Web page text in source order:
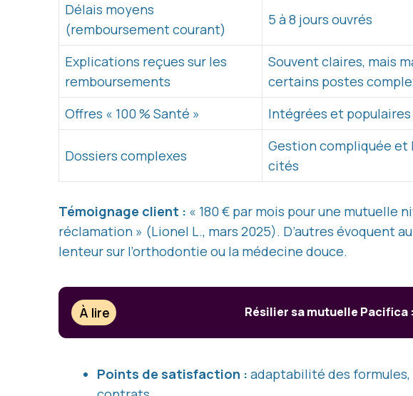
Délais moyens
(remboursement courant)
5 à 8 jours ouvrés
Explications reçues sur les
remboursements
Souvent claires, mais
certains postes
Offres « 100 % Santé »
Intégrées et
Dossiers complexes
Gestion compliquée et
cités
Témoignage client : « 180 € par mois pour une mutuelle
réclamation » (Lionel L., mars 2025). D’autres évoquent
lenteur sur l’orthodontie ou la médecine douce.
À lire Résilier sa mutuelle
Points de satisfaction : adaptabilité des formules,